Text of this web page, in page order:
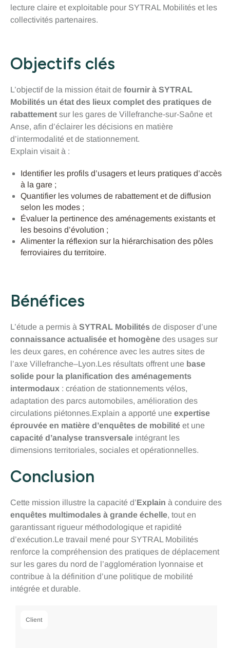
lecture claire et exploitable pour SYTRAL Mobilités et les
collectivités partenaires.
Objectifs clés
L’objectif de la mission était de fournir à SYTRAL
Mobilités un état des lieux complet des pratiques de
rabattement sur les gares de Villefranche-sur-Saône et
Anse, afin d’éclairer les décisions en matière
d’intermodalité et de stationnement.
Explain visait à :
Identifier les profils d’usagers et leurs pratiques d’accès
à la gare ;
Quantifier les volumes de rabattement et de diffusion
selon les modes ;
Évaluer la pertinence des aménagements existants et
les besoins d’évolution ;
Alimenter la réflexion sur la hiérarchisation des pôles
ferroviaires du territoire.
Bénéfices
L’étude a permis à SYTRAL Mobilités de disposer d’une
connaissance actualisée et homogène des usages sur
les deux gares, en cohérence avec les autres sites de
l’axe Villefranche–Lyon.Les résultats offrent une base
solide pour la planification des aménagements
intermodaux : création de stationnements vélos,
adaptation des parcs automobiles, amélioration des
circulations piétonnes.Explain a apporté une expertise
éprouvée en matière d’enquêtes de mobilité et une
capacité d’analyse transversale intégrant les
dimensions territoriales, sociales et opérationnelles.
Conclusion
Cette mission illustre la capacité d’Explain à conduire des
enquêtes multimodales à grande échelle, tout en
garantissant rigueur méthodologique et rapidité
d’exécution.Le travail mené pour SYTRAL Mobilités
renforce la compréhension des pratiques de déplacement
sur les gares du nord de l’agglomération lyonnaise et
contribue à la définition d’une politique de mobilité
intégrée et durable.
Client